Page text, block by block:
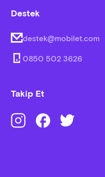
Destek
destek@mobilet.com
0850 502 3626
Takip Et